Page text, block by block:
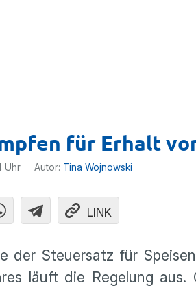
für Erhalt
Uhr Autor: Tina Wojnowski
LINK
der Steuersatz für
läuft die Regelung